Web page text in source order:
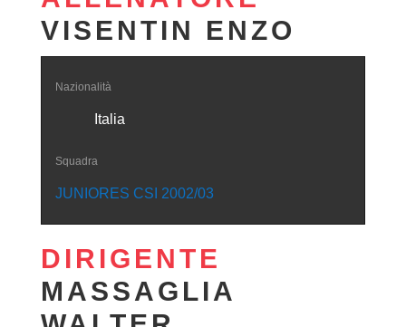
VISENTIN ENZO
Nazionalità
Italia
Squadra
JUNIORES CSI 2002/03
DIRIGENTE
MASSAGLIA